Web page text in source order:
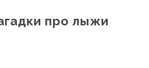
про лыжи